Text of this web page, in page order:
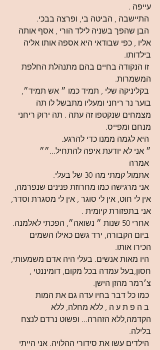
עייפה .
הבן שהפך בשניה לילד הורי , אסף אותה
אליו , כפי שבודאי היא אספה אותו אליה
בילדותו.
זו הנקודה בחיים בהם מתנהלת החלפת
המשמרות.
בקליניקה שלי , תמיד כמו ״ אש תמיד״,
בוער נר ריחני ומעליו מתבשל לו תה
מצמחים שנקטפו זה עתה . תה ירוק ריחני
מנחם ומפייס.
״ אני לא יודעת איפה להתחיל...״״
אני מרגישה כמו מחרוזת פנינים שנפרמה,
אין לי חוט, אין לי סוגר , אין לי מסגרת וסדר,
אני בתפזורת קיומית .
ביום הקבורה, ירד גשם כאילו השמים
הכירו אותו.
היו מאות אנשים. בעלי היה אדם משמעותי,
חסון,בעל עמדה בכל מקום, דומיננטי ,
צ׳רמר מהזן הישן.
ב ה פ ת ע ה , ללא מחלה, ללא
הקדמה,ללא הזהרה... ופשוט נרדם לנצח
בלילה.
הילדים עשו את סידורי ההלויה. אני הייתי